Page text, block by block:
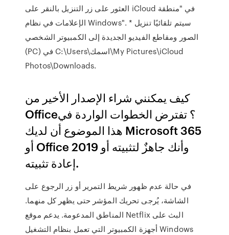
العثور على زر التنزيل بالنقر على iCloud في "منطقة
الإعلامات في نظام Windows". * سيتم تلقائيًا تنزيل
الصور ومقاطع الفيديو الجديدة إلى الكمبيوتر الشخصي
(PC) في ‎C:\Users\اسمك\My Pictures\iCloud
Photos\Downloads‎.
كيف يمكنني شراء الإصدار الأخير من
Office؟ تفترض الخطوات الواردة في
هذا الموضوع أن لديك Microsoft 365
أو Office 2019 وأنك جاهزٌ لتثبيته أو
إعادة تثبيته.
في حالة عدم ظهور شريط التمرير أو زر الرجوع على
الشاشة، يُرجى تحريك المؤشر حتى يظهر كل منهما.
المناطق المدعومة. يدعم موقع Netflix البث على
أجهزة الكمبيوتر التي تعمل بنظام التشغيل Windows